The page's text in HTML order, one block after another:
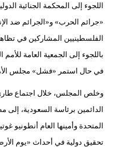
اللجوء إلى المحكمة الجنائية
«جرائم الحرب» و«الجرائم ضد
الفلسطينيين المشاركين في
باللجوء إلى الجمعية العامة
في حال استمر «فشل» مجلس
وخلص المجلس، خلال اجتماع
الدائمين برئاسة السعودية، إلى
المتحدة وأمينها العام أنطونيو
تحقيق دولية في أحداث «يوم